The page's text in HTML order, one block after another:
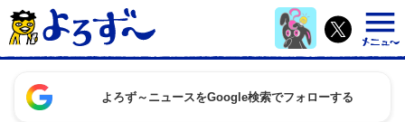
よろず～ニュースをGoogle検索でフォローする